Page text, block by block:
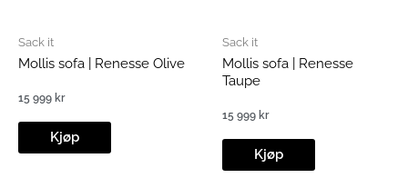
Sack it
Mollis sofa | Renesse Olive
15 999 kr
Kjøp
Sack it
Mollis sofa | Renesse
Taupe
15 999 kr
Kjøp